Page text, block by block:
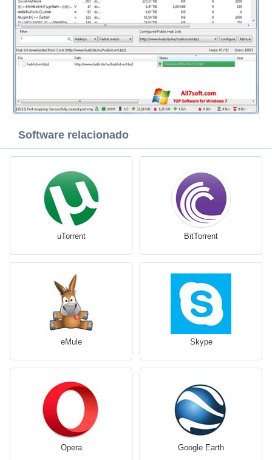
Software relacionado
uTorrent BitTorrent
eMule Skype
Opera Google Earth